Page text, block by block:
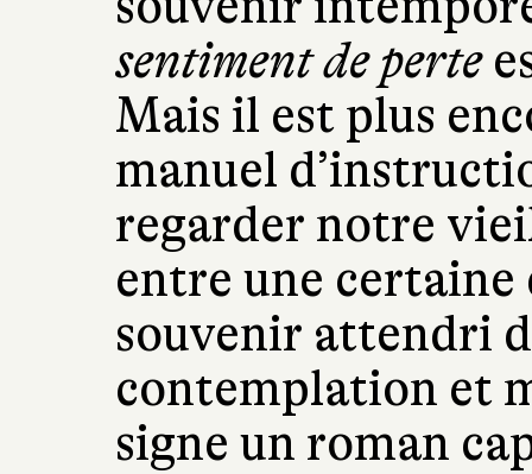
sentiment de perte
Mais il est plus
manuel
regarder notre
entre une
souvenir attendri
contemplation et
signe un roman